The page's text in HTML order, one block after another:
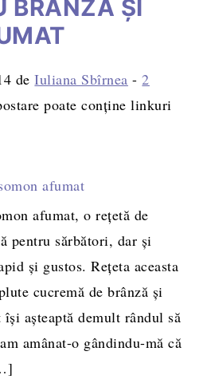
BRÂNZĂ ŞI
deIuliana Sbîrnea -2
poate conține linkuri
afumat, o reţetă de
pentru sărbători, dar şi
și gustos. Reţeta aceasta
cucremă de brânză şi
aşteaptă demult rândul să
amânat-o gândindu-mă că